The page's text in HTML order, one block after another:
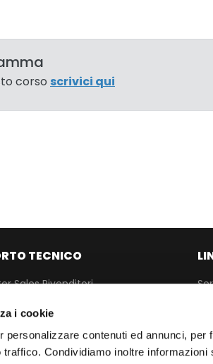
i cookie
personalizzare contenuti ed annunci, per
Condividiamo inoltre
corso scrivici qui
TECNICO
Sales Rivenditori
Spare Parts
Support Service